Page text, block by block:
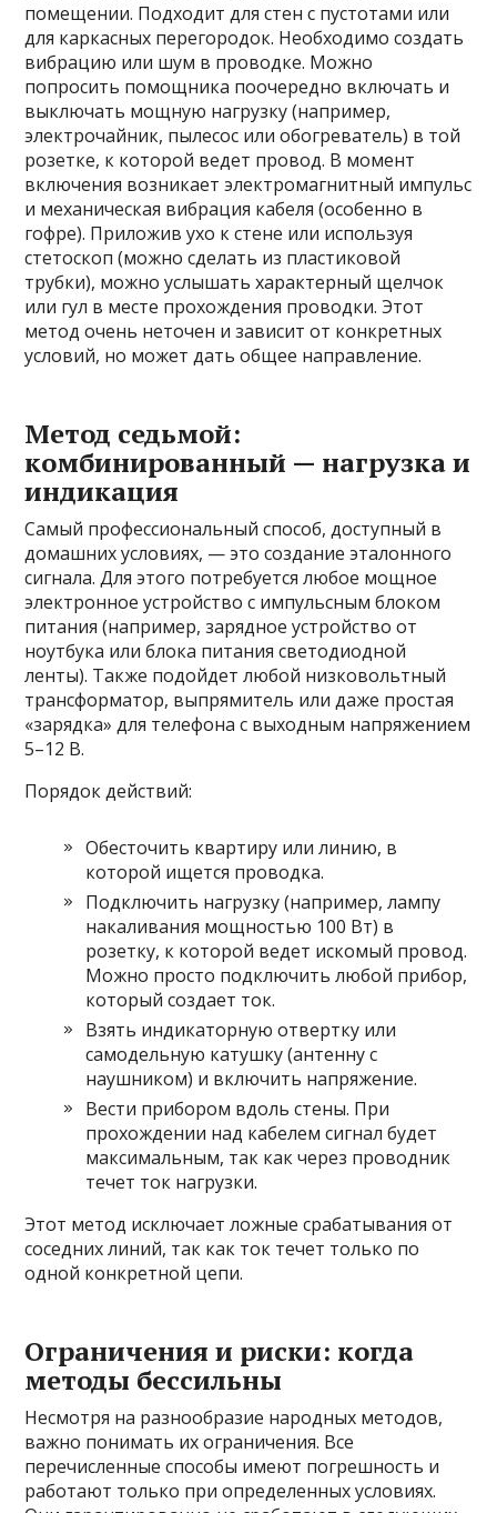
помещении. Подходит для стен с пустотами или
для каркасных перегородок. Необходимо создать
вибрацию или шум в проводке. Можно
попросить помощника поочередно включать и
выключать мощную нагрузку (например,
электрочайник, пылесос или обогреватель) в той
розетке, к которой ведет провод. В момент
включения возникает электромагнитный импульс
и механическая вибрация кабеля (особенно в
гофре). Приложив ухо к стене или используя
стетоскоп (можно сделать из пластиковой
трубки), можно услышать характерный щелчок
или гул в месте прохождения проводки. Этот
метод очень неточен и зависит от конкретных
условий, но может дать общее направление.
Метод седьмой:
комбинированный — нагрузка и
индикация
Самый профессиональный способ, доступный в
домашних условиях, — это создание эталонного
сигнала. Для этого потребуется любое мощное
электронное устройство с импульсным блоком
питания (например, зарядное устройство от
ноутбука или блока питания светодиодной
ленты). Также подойдет любой низковольтный
трансформатор, выпрямитель или даже простая
«зарядка» для телефона с выходным напряжением
5–12 В.
Порядок действий:
Обесточить квартиру или линию, в
которой ищется проводка.
Подключить нагрузку (например, лампу
накаливания мощностью 100 Вт) в
розетку, к которой ведет искомый провод.
Можно просто подключить любой прибор,
который создает ток.
Взять индикаторную отвертку или
самодельную катушку (антенну с
наушником) и включить напряжение.
Вести прибором вдоль стены. При
прохождении над кабелем сигнал будет
максимальным, так как через проводник
течет ток нагрузки.
Этот метод исключает ложные срабатывания от
соседних линий, так как ток течет только по
одной конкретной цепи.
Ограничения и риски: когда
методы бессильны
Несмотря на разнообразие народных методов,
важно понимать их ограничения. Все
перечисленные способы имеют погрешность и
работают только при определенных условиях.